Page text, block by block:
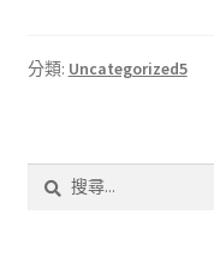
o
k
sA
p
分類: Uncategorized5